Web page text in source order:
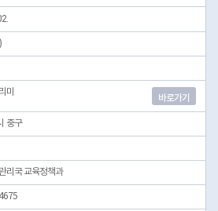
미
바로가기
중구
리국 교육정책과